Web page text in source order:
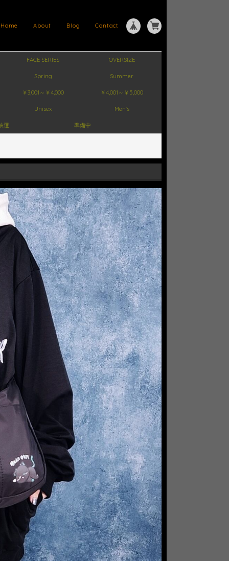
Contact
Blog
About
Home
FACE SERIES OVERSIZE
Spring Summer
￥3,001～￥4,000 ￥4,001～￥5,000
Unisex Men's
選 準備中